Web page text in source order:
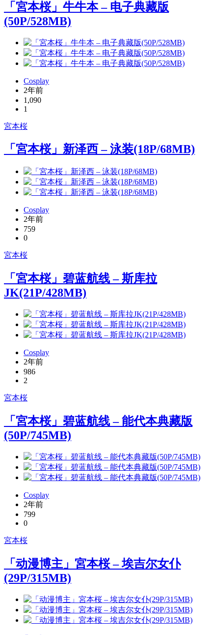
「宮本桜」牛牛本 – 电子典藏版
(50P/528MB)
Cosplay
2年前
1,090
1
宮本桜
「宮本桜」新泽西 – 泳装(18P/68MB)
Cosplay
2年前
759
0
宮本桜
「宮本桜」碧蓝航线 – 斯库拉
JK(21P/428MB)
Cosplay
2年前
986
2
宮本桜
「宮本桜」碧蓝航线 – 能代本典藏版
(50P/745MB)
Cosplay
2年前
799
0
宮本桜
「动漫博主」宮本桜 – 埃吉尔女仆
(29P/315MB)